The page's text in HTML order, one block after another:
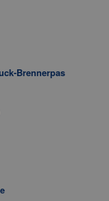
Brennerpas